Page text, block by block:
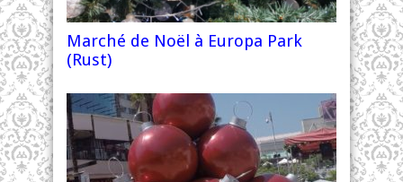
Marché de Noël à Europa Park
(Rust)